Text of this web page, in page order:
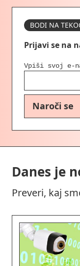
BODI NA
Prijavi se na
Vpiši svoj e-
Naroči se
Danes je
Preveri, kaj